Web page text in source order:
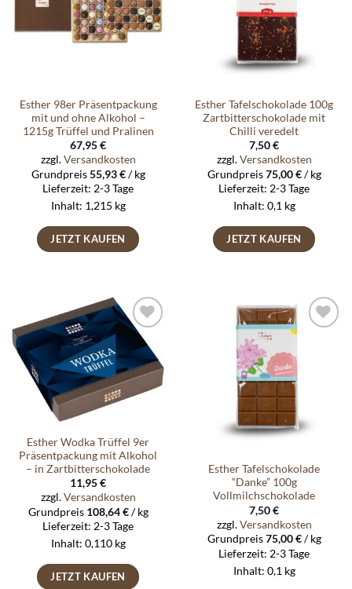
Esther 98er Präsentpackung
mit und ohne Alkohol –
1215g Trüffel und Pralinen
67,95€
zzgl.Versandkosten
Grundpreis55,93€/kg
Lieferzeit: 2-3 Tage
Inhalt: 1,215 kg
JETZT KAUFEN
Esther Tafelschokolade 100g
Zartbitterschokolade mit
Chilli veredelt
7,50€
zzgl.Versandkosten
Grundpreis75,00€/kg
Lieferzeit: 2-3 Tage
Inhalt: 0,1 kg
JETZT KAUFEN
Auf die
Wunschliste
Esther Wodka Trüffel 9er
Präsentpackung mit Alkohol
– in Zartbitterschokolade
11,95€
zzgl.Versandkosten
Grundpreis 108,64€/kg
Lieferzeit: 2-3 Tage
Inhalt: 0,110 kg
JETZT KAUFEN
Wunschliste
Esther Tafelschokolade
“Danke” 100g
Vollmilchschokolade
7,50€
zzgl.Versandkosten
Grundpreis75,00€/kg
Lieferzeit: 2-3 Tage
Inhalt: 0,1 kg